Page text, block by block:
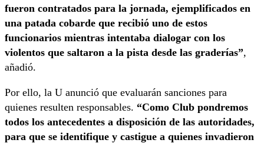
fueron contratados para la jornada, ejemplificados en
una patada cobarde que recibió uno de estos
funcionarios mientras intentaba dialogar con los
violentos que saltaron a la pista desde las graderías”,
añadió.
Por ello, la U anunció que evaluarán sanciones para
quienes resulten responsables. “Como Club pondremos
todos los antecedentes a disposición de las autoridades,
para que se identifique y castigue a quienes invadieron